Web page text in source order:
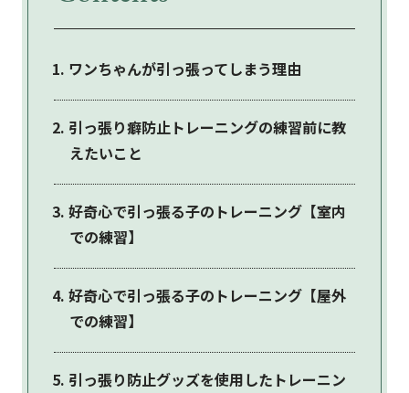
ワンちゃんが引っ張ってしまう理由
引っ張り癖防止トレーニングの練習前に教
えたいこと
好奇心で引っ張る子のトレーニング【室内
での練習】
好奇心で引っ張る子のトレーニング【屋外
での練習】
引っ張り防止グッズを使用したトレーニン